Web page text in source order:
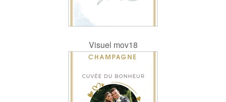
Visuel mov18